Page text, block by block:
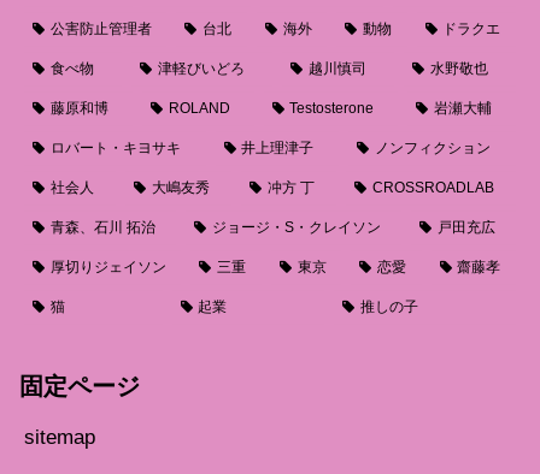
公害防止管理者 台北 海外 動物 ドラクエ
食べ物 津軽びいどろ 越川慎司 水野敬也
藤原和博 ROLAND Testosterone 岩瀬大輔
ロバート・キヨサキ 井上理津子 ノンフィクション
社会人 大嶋友秀 冲方 丁 CROSSROADLAB
青森、石川 拓治 ジョージ・S・クレイソン 戸田充広
厚切りジェイソン 三重 東京 恋愛 齋藤孝
猫 起業 推しの子
固定ページ
sitemap